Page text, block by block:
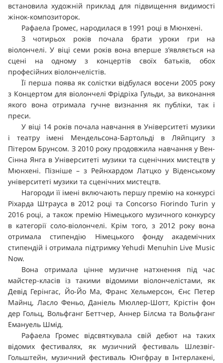
встановила художній приклад для підвищення видимості
жінок-композиторок.
Рафаела Громес, народилася в 1991 році в Мюнхені.
З чотирьох років почала брати уроки гри на
віолончелі. У віці семи років вона вперше з’являється на
сцені на одному з концертів своїх батьків, обох
професійних віолончелістів.
Її перша поява як солістки відбулася восени 2005 року
з Концертом для віолончелі Фрідріха Гульди, за виконання
якого вона отримала гучне визнання як публіки, так і
преси.
У віці 14 років почала навчання в Університеті музики
і театру імені Мендельсона-Бартольді в Ляйпцигу з
Пітером Брунсом. З 2010 року продовжила навчання у Вен-
Сінна Янга в Університеті музики та сценічних мистецтв у
Мюнхені. Пізніше – з Рейнхардом Латцко у Віденському
університеті музики та сценічних мистецтв.
Нагороди її імені включають першу премію на конкурсі
Ріхарда Штрауса в 2012 році та Concorso Fiorindo Turin у
2016 році, а також премію Німецького музичного конкурсу
в категорії соло-віолончелі. Крім того, з 2012 року вона
отримала стипендію Німецького фонду академічних
стипендій і отримала підтримку Yehudi Menuhin Live Music
Now.
Вона отримала цінне музичне натхнення під час
майстер-класів із такими відомими віолончелістами, як
Девід Герінгас, Йо-Йо Ма, Франс Хельмерсон, Єнс Петер
Майнц, Ласло Феньо, Даніель Мюллер-Шотт, Крістін фон
дер Гольц, Вольфганг Беттчер, Аннер Білсма та Вольфганг
Емануель Шмід.
Рафаела Громес відсвяткувала свій дебют на таких
відомих фестивалях, як музичний фестиваль Шлезвіг-
Гольштейн, музичний фестиваль Юнгфрау в Інтерлакені,